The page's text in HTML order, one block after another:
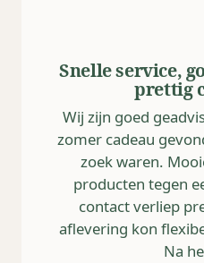
Snelle service,
prettig
Wij zijn goed
zomer cadeau
zoek waren.
producten tegen
contact verliep
aflevering kon
Na